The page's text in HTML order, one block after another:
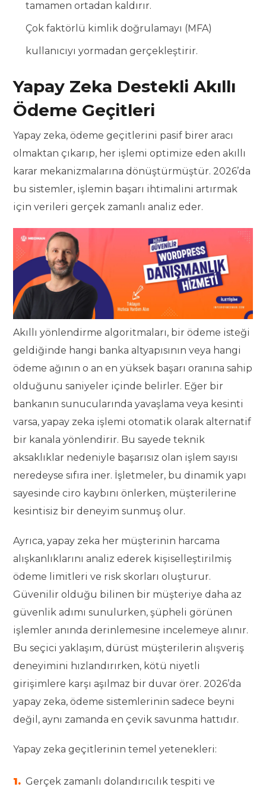
tamamen ortadan kaldırır.
Çok faktörlü kimlik doğrulamayı (MFA)
kullanıcıyı yormadan gerçekleştirir.
Yapay Zeka Destekli Akıllı
Ödeme Geçitleri
Yapay zeka, ödeme geçitlerini pasif birer aracı
olmaktan çıkarıp, her işlemi optimize eden akıllı
karar mekanizmalarına dönüştürmüştür. 2026’da
bu sistemler, işlemin başarı ihtimalini artırmak
için verileri gerçek zamanlı analiz eder.
Akıllı yönlendirme algoritmaları, bir ödeme isteği
geldiğinde hangi banka altyapısının veya hangi
ödeme ağının o an en yüksek başarı oranına sahip
olduğunu saniyeler içinde belirler. Eğer bir
bankanın sunucularında yavaşlama veya kesinti
varsa, yapay zeka işlemi otomatik olarak alternatif
bir kanala yönlendirir. Bu sayede teknik
aksaklıklar nedeniyle başarısız olan işlem sayısı
neredeyse sıfıra iner. İşletmeler, bu dinamik yapı
sayesinde ciro kaybını önlerken, müşterilerine
kesintisiz bir deneyim sunmuş olur.
Ayrıca, yapay zeka her müşterinin harcama
alışkanlıklarını analiz ederek kişiselleştirilmiş
ödeme limitleri ve risk skorları oluşturur.
Güvenilir olduğu bilinen bir müşteriye daha az
güvenlik adımı sunulurken, şüpheli görünen
işlemler anında derinlemesine incelemeye alınır.
Bu seçici yaklaşım, dürüst müşterilerin alışveriş
deneyimini hızlandırırken, kötü niyetli
girişimlere karşı aşılmaz bir duvar örer. 2026’da
yapay zeka, ödeme sistemlerinin sadece beyni
değil, aynı zamanda en çevik savunma hattıdır.
Yapay zeka geçitlerinin temel yetenekleri:
Gerçek zamanlı dolandırıcılık tespiti ve